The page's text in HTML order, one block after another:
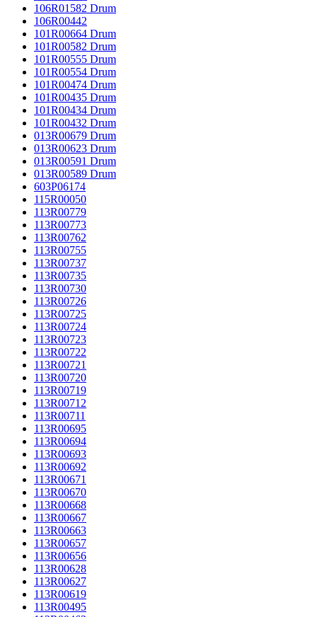
106R01582 Drum
106R00442
101R00664 Drum
101R00582 Drum
101R00555 Drum
101R00554 Drum
101R00474 Drum
101R00435 Drum
101R00434 Drum
101R00432 Drum
013R00679 Drum
013R00623 Drum
013R00591 Drum
013R00589 Drum
603P06174
115R00050
113R00779
113R00773
113R00762
113R00755
113R00737
113R00735
113R00730
113R00726
113R00725
113R00724
113R00723
113R00722
113R00721
113R00720
113R00719
113R00712
113R00711
113R00695
113R00694
113R00693
113R00692
113R00671
113R00670
113R00668
113R00667
113R00663
113R00657
113R00656
113R00628
113R00627
113R00619
113R00495